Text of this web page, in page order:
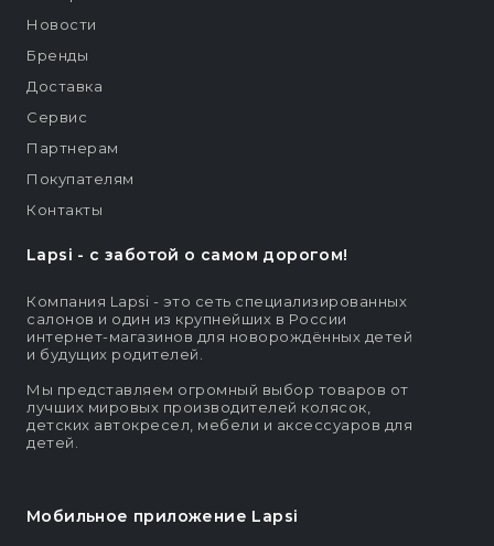
Lapsi - c заботой о самом дорогом!
Компания Lapsi - это сеть специализированных
салонов и один из крупнейших в России
интернет-магазинов для новорождённых детей
и будущих родителей.
Мы представляем огромный выбор товаров от
лучших мировых производителей колясок,
детских автокресел, мебели и аксессуаров для
детей.
Мобильное приложение Lapsi
Новости
Бренды
Доставка
Сервис
Партнерам
Покупателям
Контакты